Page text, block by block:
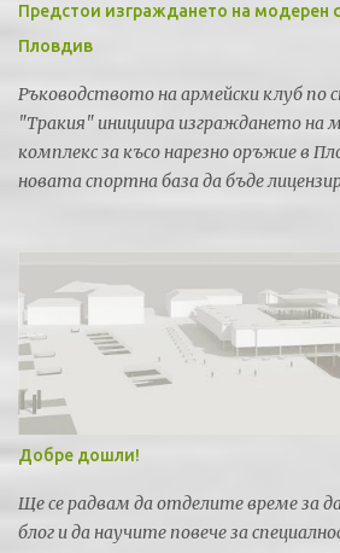
Предстои изграждането на модерен
Пловдив
Ръководството на армейски клуб по
"Тракия" инициира изграждането на
комплекс за късо нарезно оръжие в
новата спортна база да бъде
Добре дошли!
Ще се радвам да отделите време за
блог и да научите повече за